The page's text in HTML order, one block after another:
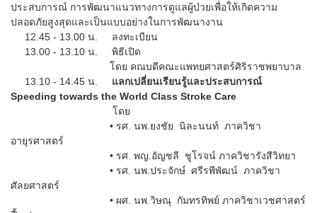
ประสบการณ์ การพัฒนาแนวทางการดูแลผู้ป่วยเพื่อให้เกิดความ
ปลอดภัยสูงสุดและเป็นแบบอย่างในการพัฒนางาน
12.45 - 13.00 น. ลงทะเบียน
13.00 - 13.10 น. พิธีเปิด
โดย คณบดีคณะแพทยศาสตร์ศิริราชพยาบาล
13.10 - 14.45 น. แลกเปลี่ยนเรียนรู้และประสบการณ์
Speeding towards the World Class Stroke Care
โดย
• รศ. นพ.ยงชัย นิละนนท์ ภาควิชา
อายุรศาสตร์
• รศ. พญ.อัญชลี ชูโรจน์ ภาควิชารังสีวิทยา
• รศ. นพ.ประจักษ์ ศรีรพีพัฒน์ ภาควิชา
ศัลยศาสตร์
• ผศ. นพ.วิษณุ กัมทรทิพย์ ภาควิชาเวชศาสตร์